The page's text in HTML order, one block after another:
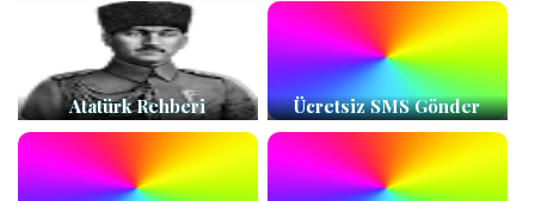
Atatürk Rehberi Ücretsiz SMS Gönder